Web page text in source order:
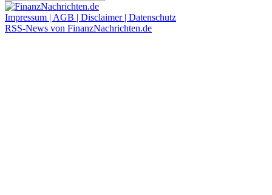
Impressum | AGB | Disclaimer | Datenschutz
RSS-News von FinanzNachrichten.de